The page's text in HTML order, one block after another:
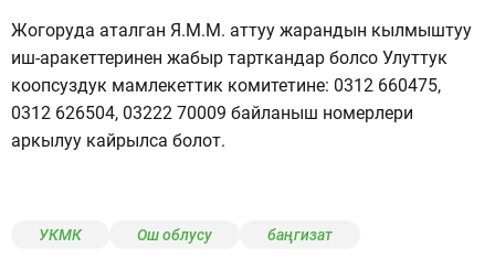
Жогоруда аталган Я.М.М. аттуу жарандын кылмыштуу
иш-аракеттеринен жабыр тарткандар болсо Улуттук
коопсуздук мамлекеттик комитетине: 0312 660475,
0312 626504, 03222 70009 байланыш номерлери
аркылуу кайрылса болот.
УКМК Ош облусу баңгизат